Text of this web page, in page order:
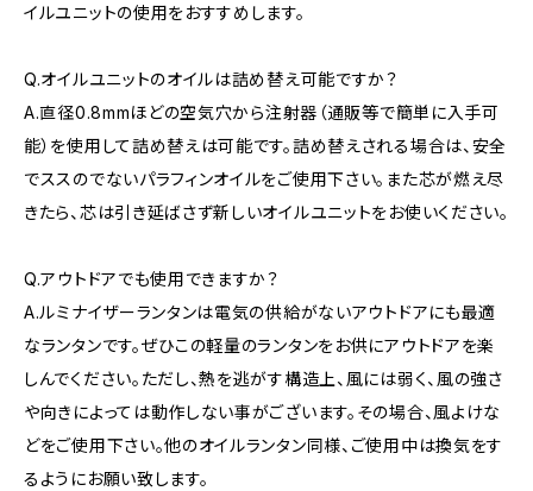
イルユニットの使用をおすすめします。
Q.オイルユニットのオイルは詰め替え可能ですか？
A.直径0.8mmほどの空気穴から注射器（通販等で簡単に入手可
能）を使用して詰め替えは可能です。詰め替えされる場合は、安全
でススのでないパラフィンオイルをご使用下さい。また芯が燃え尽
きたら、芯は引き延ばさず新しいオイルユニットをお使いください。
Q.アウトドアでも使用できますか？
A.ルミナイザーランタンは電気の供給がないアウトドアにも最適
なランタンです。ぜひこの軽量のランタンをお供にアウトドアを楽
しんでください。ただし、熱を逃がす構造上、風には弱く、風の強さ
や向きによっては動作しない事がございます。その場合、風よけな
どをご使用下さい。他のオイルランタン同様、ご使用中は換気をす
るようにお願い致します。